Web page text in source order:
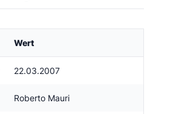
Wert
22.03.2007
Roberto Mauri